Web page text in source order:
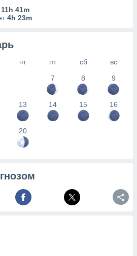
11h 41m
4h 23m
чт пт сб
вс
7
8 9
13 14 15 16
20